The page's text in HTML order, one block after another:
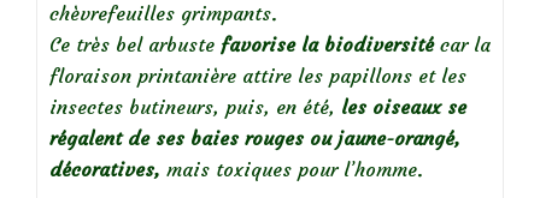
chèvrefeuilles grimpants.
Ce très bel arbuste favorise la biodiversitécar la
floraison printanière attire les papillons et les
insectes butineurs, puis, en été, les oiseaux se
régalent de ses baies rouges ou jaune-orangé,
décoratives, mais toxiques pour l’homme.